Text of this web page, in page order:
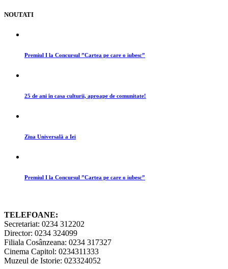
NOUTATI
Premiul I la Concursul ”Cartea pe care o iubesc”
25 de ani în casa culturii, aproape de comunitate!
Ziua Universală a Iei
Premiul I la Concursul ”Cartea pe care o iubesc”
TELEFOANE:
Secretariat: 0234 312202
Director: 0234 324099
Filiala Cosânzeana: 0234 317327
Cinema Capitol: 0234311333
Muzeul de Istorie: 023324052